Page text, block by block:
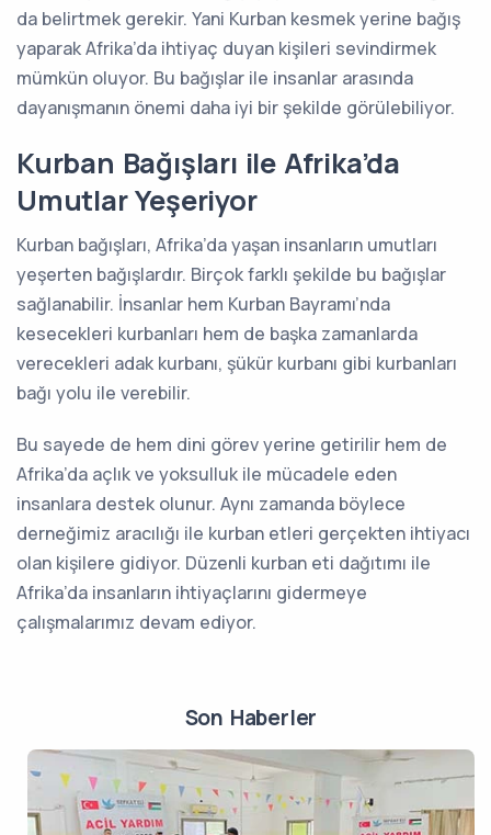
da belirtmek gerekir. Yani Kurban kesmek yerine bağış
yaparak Afrika’da ihtiyaç duyan kişileri sevindirmek
mümkün oluyor. Bu bağışlar ile insanlar arasında
dayanışmanın önemi daha iyi bir şekilde görülebiliyor.
Kurban Bağışları ile Afrika’da
Umutlar Yeşeriyor
Kurban bağışları, Afrika’da yaşan insanların umutları
yeşerten bağışlardır. Birçok farklı şekilde bu bağışlar
sağlanabilir. İnsanlar hem Kurban Bayramı’nda
kesecekleri kurbanları hem de başka zamanlarda
verecekleri adak kurbanı, şükür kurbanı gibi kurbanları
bağı yolu ile verebilir.
Bu sayede de hem dini görev yerine getirilir hem de
Afrika’da açlık ve yoksulluk ile mücadele eden
insanlara destek olunur. Aynı zamanda böylece
derneğimiz aracılığı ile kurban etleri gerçekten ihtiyacı
olan kişilere gidiyor. Düzenli kurban eti dağıtımı ile
Afrika’da insanların ihtiyaçlarını gidermeye
çalışmalarımız devam ediyor.
Son Haberler